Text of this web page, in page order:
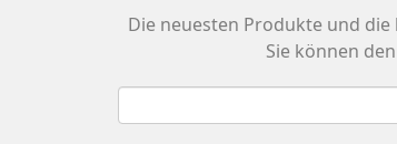
Die neuesten Produkte und
Sie können